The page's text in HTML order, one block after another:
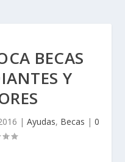
BECAS
Y
| Ayudas, Becas | 0